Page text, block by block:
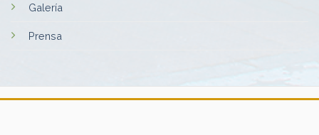
Galería
Prensa